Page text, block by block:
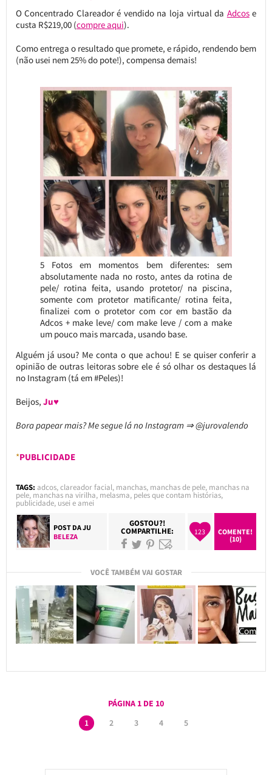
O Concentrado Clareador é vendido na loja virtual da Adcose
custa R$219,00 (compre aqui).
Como entrega o resultado que promete, e rápido, rendendo bem
(não usei nem 25% do pote!), compensa demais!
5 Fotos em momentos bem diferentes: sem
absolutamente nada no rosto, antes da rotina de
pele/ rotina feita, usando protetor/ na piscina,
somente com protetor matificante/ rotina feita,
finalizei com o protetor com cor em bastão da
Adcos + make leve/ com make leve / com a make
um pouco mais marcada, usando base.
Alguém já usou? Me conta o que achou! E se quiser conferir a
opinião de outras leitoras sobre ele é só olhar os destaques lá
no Instagram (tá em #Peles)!
Beijos, Ju♥
Bora papear mais? Me segue lá no Instagram ⇒ @jurovalendo
*PUBLICIDADE
TAGS: adcos,clareador facial, manchas, manchas de pele, manchas na
pele, manchas na virilha, melasma, peles que contam histórias,
publicidade, usei e amei
POST DAJU
BELEZA
GOSTOU?!
COMPARTILHE: 123
COMENTE!
(10)
VOCÊ TAMBÉM VAI GOSTAR
PÁGINA 1 DE 10
1
2 3 4 5